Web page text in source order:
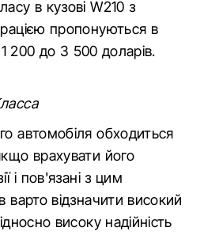
в кузові W210 з
пропонуються в
1 200 до 3 500 доларів.
автомобіля обходиться
врахувати його
і пов'язані з цим
варто відзначити високий
високу надійність